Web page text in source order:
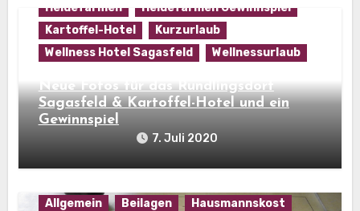
Heidefarmen
Heidefarmen Gewinnspiel
Kartoffel-Hotel
Kurzurlaub
Wellness Hotel Sagasfeld
Wellnessurlaub
Neue Fotos für das Rundlingsdorf
Sagasfeld & Kartoffel-Hotel und ein
Gewinnspiel
7. Juli 2020
Allgemein Beilagen
Hausmannskost